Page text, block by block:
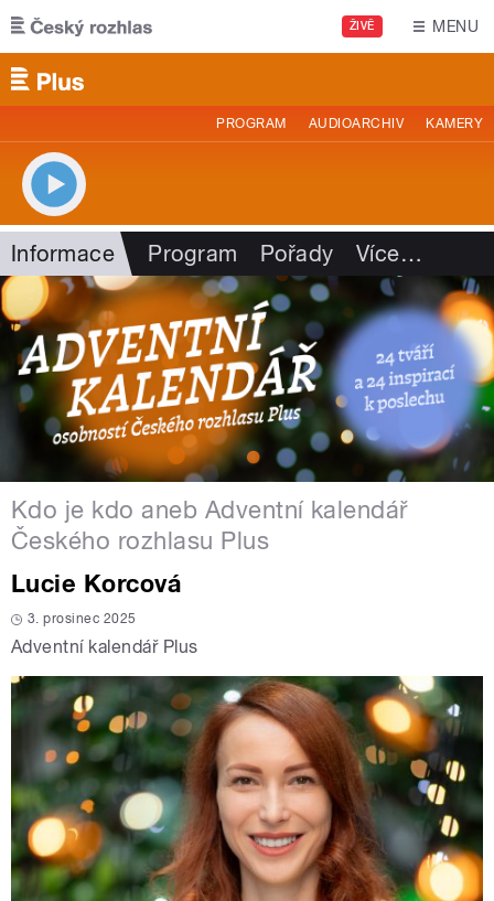
Přejít k hlavnímu obsahu
ŽIVĚ MENU
PROGRAM AUDIOARCHIV KAMERY
Informace Program Pořady Více…
Kdo je kdo aneb Adventní kalendář
Českého rozhlasu Plus
Lucie Korcová
3. prosinec 2025
Adventní kalendář Plus